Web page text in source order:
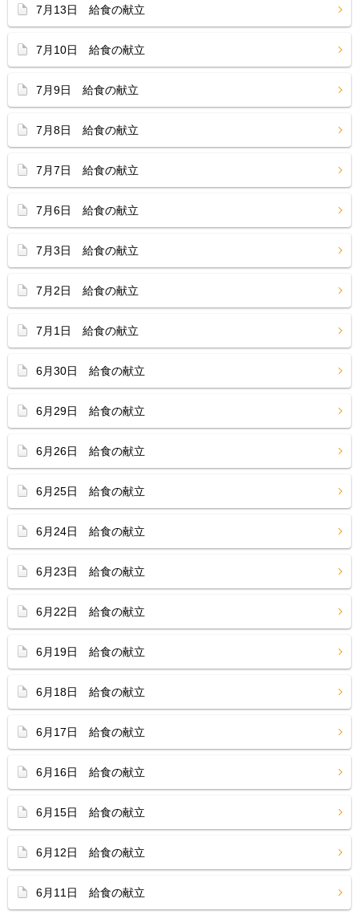
7月13日 給食の献立
7月10日 給食の献立
7月9日 給食の献立
7月8日 給食の献立
7月7日 給食の献立
7月6日 給食の献立
7月3日 給食の献立
7月2日 給食の献立
7月1日 給食の献立
6月30日 給食の献立
6月29日 給食の献立
6月26日 給食の献立
6月25日 給食の献立
6月24日 給食の献立
6月23日 給食の献立
6月22日 給食の献立
6月19日 給食の献立
6月18日 給食の献立
6月17日 給食の献立
6月16日 給食の献立
6月15日 給食の献立
6月12日 給食の献立
6月11日 給食の献立